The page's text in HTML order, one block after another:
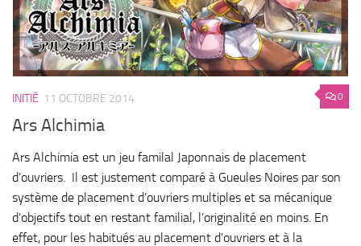
0
INITIÉ 11 OCTOBRE 2014
Ars Alchimia
Ars Alchimia est un jeu familal Japonnais de placement
d’ouvriers. Il est justement comparé à Gueules Noires par son
système de placement d’ouvriers multiples et sa mécanique
d’objectifs tout en restant familial, l’originalité en moins. En
effet, pour les habitués au placement d’ouvriers et à la